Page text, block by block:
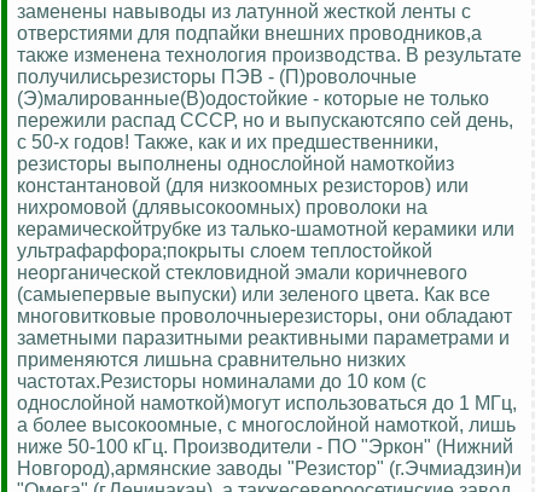
заменены навыводы из латунной жесткой ленты с
отверстиями для подпайки внешних проводников,а
также изменена технология производства. В результате
получилисьрезисторы ПЭВ - (П)роволочные
(Э)малированные(В)одостойкие - которые не только
пережили распад СССР, но и выпускаютсяпо сей день,
с 50-х годов! Также, как и их предшественники,
резисторы выполнены однослойной намоткойиз
константановой (для низкоомных резисторов) или
нихромовой (длявысокоомных) проволоки на
керамическойтрубке из талько-шамотной керамики или
ультрафарфора;покрыты слоем теплостойкой
неорганической стекловидной эмали коричневого
(самыепервые выпуски) или зеленого цвета. Как все
многовитковые проволочныерезисторы, они обладают
заметными паразитными реактивными параметрами и
применяются лишьна сравнительно низких
частотах.Резисторы номиналами до 10 ком (с
однослойной намоткой)могут использоваться до 1 МГц,
а более высокоомные, с многослойной намоткой, лишь
ниже 50-100 кГц. Производители - ПО "Эркон" (Нижний
Новгород),армянские заводы "Резистор" (г.Эчмиадзин)и